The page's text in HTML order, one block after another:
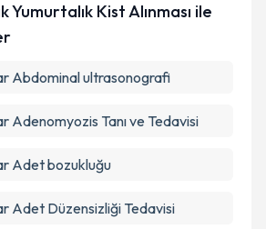
Kist Alınması ile
Abdominal ultrasonografi
Adenomyozis Tanı ve Tedavisi
Adet bozukluğu
Adet Düzensizliği Tedavisi